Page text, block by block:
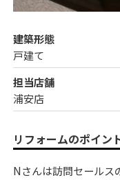
建築形態
戸建て
担当店舗
浦安店
リフォームのポイン
Nさんは訪問セールス